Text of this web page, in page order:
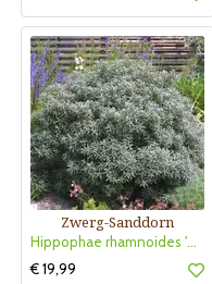
Zwerg-Sanddorn
Hippophae rhamnoides 'Hikul'
€ 19,99